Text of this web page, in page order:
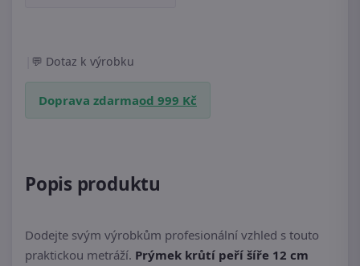
Dotaz k výrobku
Doprava zdarmaod 999 Kč
Popis produktu
Dodejte svým výrobkům profesionální vzhled s touto
praktickou metráží. Prýmek krůtí peří šíře 12 cm